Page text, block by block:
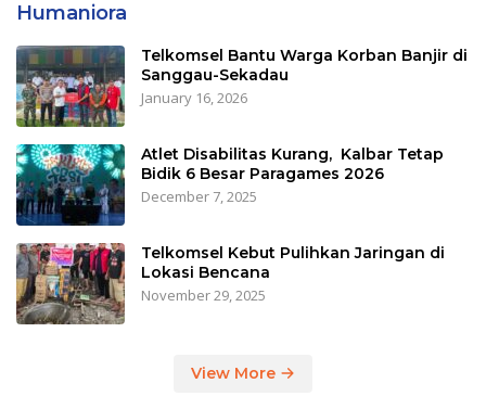
Humaniora
Telkomsel Bantu Warga Korban Banjir di
Sanggau-Sekadau
January 16, 2026
Atlet Disabilitas Kurang, Kalbar Tetap
Bidik 6 Besar Paragames 2026
December 7, 2025
Telkomsel Kebut Pulihkan Jaringan di
Lokasi Bencana
November 29, 2025
View More